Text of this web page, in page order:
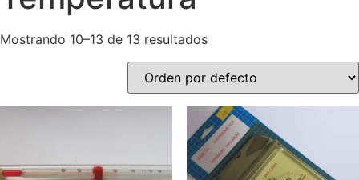
Mostrando 10–13 de 13 resultados